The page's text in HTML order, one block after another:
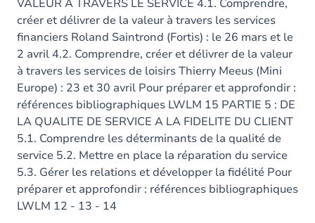
VALEUR A TRAVERS LE SERVICE 4.1. Comprendre,
créer et délivrer de la valeur à travers les services
financiers Roland Saintrond (Fortis) : le 26 mars et le
2 avril 4.2. Comprendre, créer et délivrer de la valeur
à travers les services de loisirs Thierry Meeus (Mini
Europe) : 23 et 30 avril Pour préparer et approfondir :
références bibliographiques LWLM 15 PARTIE 5 : DE
LA QUALITE DE SERVICE A LA FIDELITE DU CLIENT
5.1. Comprendre les déterminants de la qualité de
service 5.2. Mettre en place la réparation du service
5.3. Gérer les relations et développer la fidélité Pour
préparer et approfondir : références bibliographiques
LWLM 12 - 13 - 14